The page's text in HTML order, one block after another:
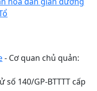
- Cơ quan chủ quản:
140/GP-BTTTT cấp